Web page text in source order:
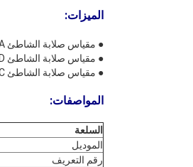
الميزات:
● مقياس صلابة الشاطئ A: مصمم لاختبار صلابة المطاط اللين، وبكرات الطابعات وغيرها من المواد المرنة؛
● مقياس صلابة الشاطئ D: مصمم لاختبار صلابة المطاط الصلب، مثل اللدائن الحرارية، وأرضيات البولينج البلاستيكية وما إلى ذلك؛
● مقياس صلابة الشاطئ C: مصمم لقياس الرغوة والإسفنج والأحذية التي تتضمن مواد. إلخ.
المواصفات:
السلعة
الموديل
رقم التعريف